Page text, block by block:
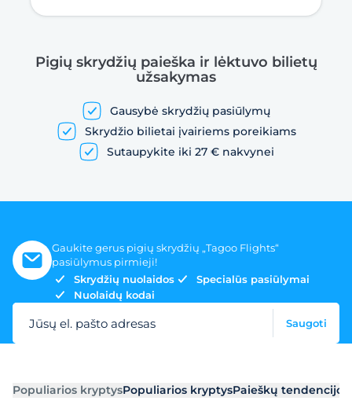
Pigių skrydžių paieška ir lėktuvo bilietų
užsakymas
Gausybė skrydžių pasiūlymų
Skrydžio bilietai įvairiems poreikiams
Sutaupykite iki 27 € nakvynei
Gaukite gerus pigių skrydžių „Tagoo Flights“
pasiūlymus pirmieji!
Skrydžių nuolaidos
Specialūs pasiūlymai
Nuolaidų kodai
Jūsų el. pašto adresas Saugoti
Populiarios kryptysPopuliarios kryptysPaieškų tendencijos